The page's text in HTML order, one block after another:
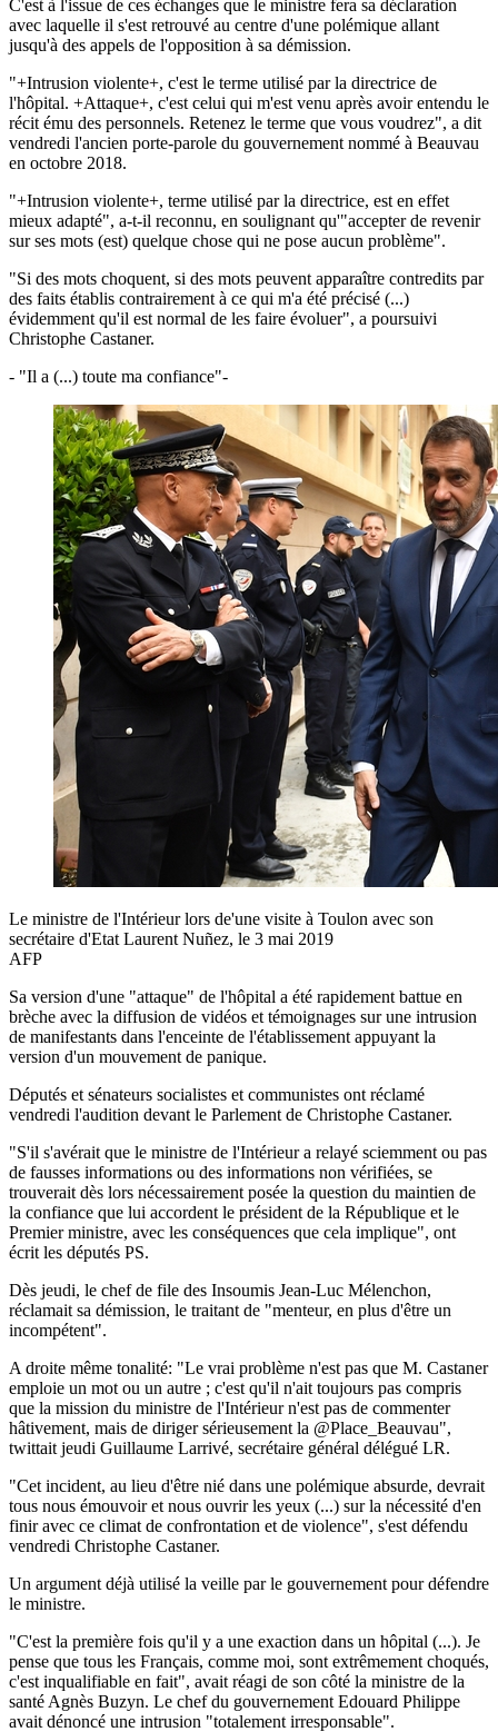
C'est à l'issue de ces échanges que le ministre fera sa déclaration
avec laquelle il s'est retrouvé au centre d'une polémique allant
jusqu'à des appels de l'opposition à sa démission.
"+Intrusion violente+, c'est le terme utilisé par la directrice de
l'hôpital. +Attaque+, c'est celui qui m'est venu après avoir entendu le
récit ému des personnels. Retenez le terme que vous voudrez", a dit
vendredi l'ancien porte-parole du gouvernement nommé à Beauvau
en octobre 2018.
"+Intrusion violente+, terme utilisé par la directrice, est en effet
mieux adapté", a-t-il reconnu, en soulignant qu'"accepter de revenir
sur ses mots (est) quelque chose qui ne pose aucun problème".
"Si des mots choquent, si des mots peuvent apparaître contredits par
des faits établis contrairement à ce qui m'a été précisé (...)
évidemment qu'il est normal de les faire évoluer", a poursuivi
Christophe Castaner.
- "Il a (...) toute ma confiance"-
Le ministre de l'Intérieur lors de'une visite à Toulon avec son
secrétaire d'Etat Laurent Nuñez, le 3 mai 2019
AFP
Sa version d'une "attaque" de l'hôpital a été rapidement battue en
brèche avec la diffusion de vidéos et témoignages sur une intrusion
de manifestants dans l'enceinte de l'établissement appuyant la
version d'un mouvement de panique.
Députés et sénateurs socialistes et communistes ont réclamé
vendredi l'audition devant le Parlement de Christophe Castaner.
"S'il s'avérait que le ministre de l'Intérieur a relayé sciemment ou pas
de fausses informations ou des informations non vérifiées, se
trouverait dès lors nécessairement posée la question du maintien de
la confiance que lui accordent le président de la République et le
Premier ministre, avec les conséquences que cela implique", ont
écrit les députés PS.
Dès jeudi, le chef de file des Insoumis Jean-Luc Mélenchon,
réclamait sa démission, le traitant de "menteur, en plus d'être un
incompétent".
A droite même tonalité: "Le vrai problème n'est pas que M. Castaner
emploie un mot ou un autre ; c'est qu'il n'ait toujours pas compris
que la mission du ministre de l'Intérieur n'est pas de commenter
hâtivement, mais de diriger sérieusement la @Place_Beauvau",
twittait jeudi Guillaume Larrivé, secrétaire général délégué LR.
"Cet incident, au lieu d'être nié dans une polémique absurde, devrait
tous nous émouvoir et nous ouvrir les yeux (...) sur la nécessité d'en
finir avec ce climat de confrontation et de violence", s'est défendu
vendredi Christophe Castaner.
Un argument déjà utilisé la veille par le gouvernement pour défendre
le ministre.
"C'est la première fois qu'il y a une exaction dans un hôpital (...). Je
pense que tous les Français, comme moi, sont extrêmement choqués,
c'est inqualifiable en fait", avait réagi de son côté la ministre de la
santé Agnès Buzyn. Le chef du gouvernement Edouard Philippe
avait dénoncé une intrusion "totalement irresponsable".